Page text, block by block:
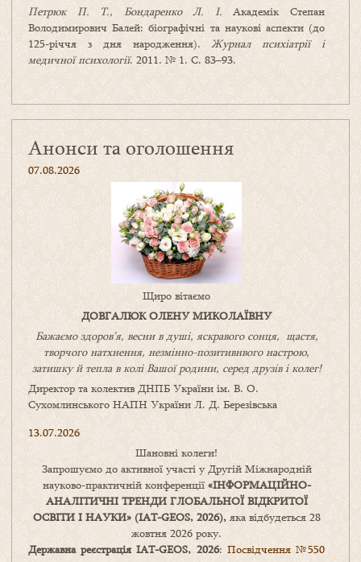
Петрюк П. Т., Бондаренко Л. І. Академік Степан
Володимирович Балей: біографічні та наукові аспекти (до
125-річчя з дня народження).Журнал психіатрії і
медичної психології. 2011. № 1. С. 83–93.
Анонси та оголошення
07.08.2026
Щиро вітаємо
ДОВГАЛЮК ОЛЕНУ МИКОЛАЇВНУ
Бажаємо здоров’я, весни в душі, яскравого сонця, щастя,
творчого натхнення, незмінно-позитивнвого настрою,
затишкуйтепла в коліВашоїродини, серед друзів і колег!
Директор та колектив ДНПБ України ім. В. О.
Сухомлинського НАПН України Л. Д. Березівська
13.07.2026
Шановні колеги!
Запрошуємо до активної участі у Другій Міжнародній
науково-практичній конференції «ІНФОРМАЦІЙНО-
АНАЛІТИЧНІ ТРЕНДИ ГЛОБАЛЬНОЇ ВІДКРИТОЇ
ОСВІТИ І НАУКИ» (IAT-GEOS, 2026),яка відбудеться 28
жовтня 2026 року.
Державна реєстрація IAT-GEOS, 2026: Посвідчення №550